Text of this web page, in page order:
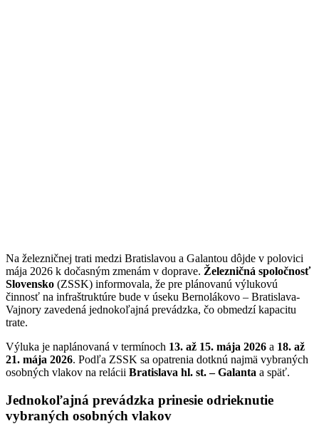
Na železničnej trati medzi Bratislavou a Galantou dôjde v polovici
mája 2026 k dočasným zmenám v doprave. Železničná spoločnosť
Slovensko (ZSSK) informovala, že pre plánovanú výlukovú
činnosť na infraštruktúre bude v úseku Bernolákovo – Bratislava-
Vajnory zavedená jednokoľajná prevádzka, čo obmedzí kapacitu
trate.
Výluka je naplánovaná v termínoch 13. až 15. mája 2026 a 18. až
21. mája 2026. Podľa ZSSK sa opatrenia dotknú najmä vybraných
osobných vlakov na relácii Bratislava hl. st. – Galanta a späť.
Jednokoľajná prevádzka prinesie odrieknutie
vybraných osobných vlakov